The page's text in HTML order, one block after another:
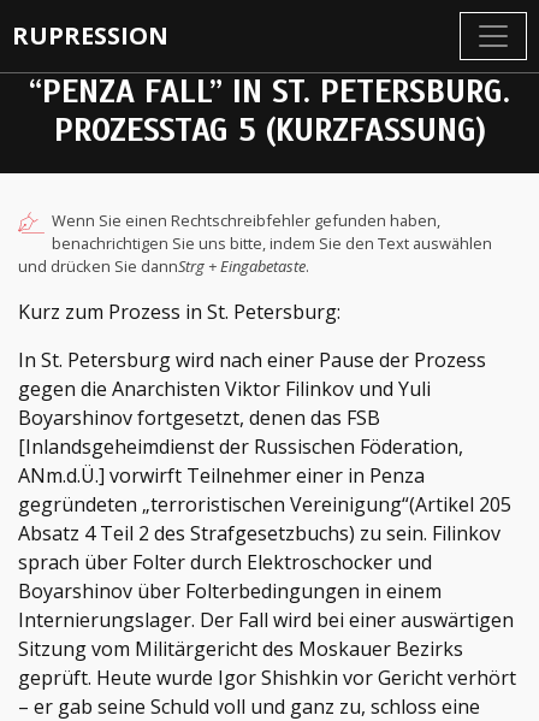
RUPRESSION
“PENZA FALL” IN ST. PETERSBURG.
PROZESSTAG 5 (KURZFASSUNG)
Wenn Sie einen Rechtschreibfehler gefunden haben,
benachrichtigen Sie uns bitte, indem Sie den Text auswählen
und drücken Sie dannStrg + Eingabetaste.
Kurz zum Prozess in St. Petersburg:
In St. Petersburg wird nach einer Pause der Prozess
gegen die Anarchisten Viktor Filinkov und Yuli
Boyarshinov fortgesetzt, denen das FSB
[Inlandsgeheimdienst der Russischen Föderation,
ANm.d.Ü.] vorwirft Teilnehmer einer in Penza
gegründeten „terroristischen Vereinigung“(Artikel 205
Absatz 4 Teil 2 des Strafgesetzbuchs) zu sein. Filinkov
sprach über Folter durch Elektroschocker und
Boyarshinov über Folterbedingungen in einem
Internierungslager. Der Fall wird bei einer auswärtigen
Sitzung vom Militärgericht des Moskauer Bezirks
geprüft. Heute wurde Igor Shishkin vor Gericht verhört
– er gab seine Schuld voll und ganz zu, schloss eine